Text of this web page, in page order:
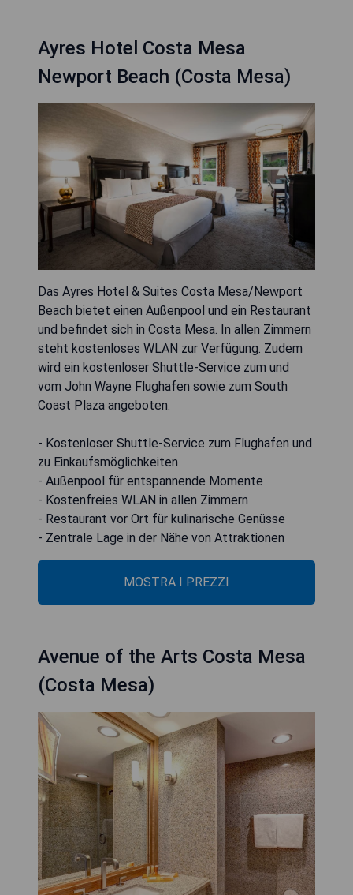
Ayres Hotel Costa Mesa
Newport Beach (Costa Mesa)
Das Ayres Hotel & Suites Costa Mesa/Newport
Beach bietet einen Außenpool und ein Restaurant
und befindet sich in Costa Mesa. In allen Zimmern
steht kostenloses WLAN zur Verfügung. Zudem
wird ein kostenloser Shuttle-Service zum und
vom John Wayne Flughafen sowie zum South
Coast Plaza angeboten.
- Kostenloser Shuttle-Service zum Flughafen und
zu Einkaufsmöglichkeiten
- Außenpool für entspannende Momente
- Kostenfreies WLAN in allen Zimmern
- Restaurant vor Ort für kulinarische Genüsse
- Zentrale Lage in der Nähe von Attraktionen
MOSTRA I PREZZI
Avenue of the Arts Costa Mesa
(Costa Mesa)